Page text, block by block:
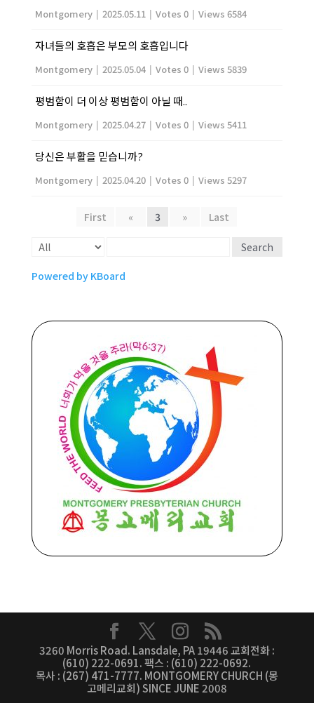
Montgomery | 2025.05.11 | Votes 0 | Views 6584
자녀들의 호흡은 부모의 호흡입니다
Montgomery | 2025.05.04 | Votes 0 | Views 5839
평범함이 더 이상 평범함이 아닐 때..
Montgomery | 2025.04.27 | Votes 0 | Views 5411
당신은 부활을 믿습니까?
Montgomery | 2025.04.20 | Votes 0 | Views 5297
First « 3 » Last
Search
Powered by KBoard
3260 Morris Road. Lansdale, PA 19446 교회전화 :
(610) 222-0691. 팩스 : (610) 222-0692.
목사 : (267) 471-7777. MONTGOMERY CHURCH (몽
고메리교회) SINCE JUNE 2008